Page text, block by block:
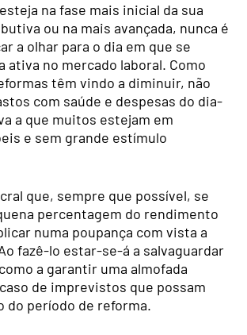
na fase mais inicial da sua
ou na mais avançada, nunca é
a olhar para o dia em que se
ativa no mercado laboral. Como
têm vindo a diminuir, não
com saúde e despesas do dia-
a que muitos estejam em
e sem grande estímulo
que, sempre que possível, se
percentagem do rendimento
numa poupança com vista a
fazê-lo estar-se-á a salvaguardar
a garantir uma almofada
de imprevistos que possam
do período de reforma.